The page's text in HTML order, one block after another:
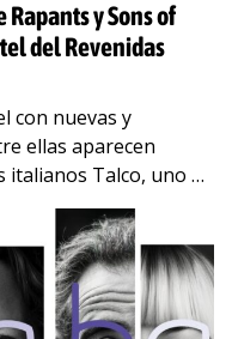
y Sons of
del Revenidas
con nuevas y
ellas aparecen
Talco, uno de
influíntes de la